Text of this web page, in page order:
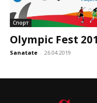
Спорт
Olympic Fest
Sanatate - 26.04.2019